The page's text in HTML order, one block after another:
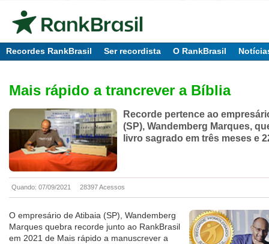
Recordes RankBrasil Ser recordista O RankBrasil
Mais rápido a trancrever a Bíblia
Recorde pertence ao
(SP), Wandemberg Marques,
livro sagrado em três meses e
Quando: 07/09/2021 28397 Acessos
O empresário de Atibaia (SP), Wandemberg
Marques quebra recorde junto ao RankBrasil
em 2021 de Mais rápido a manuscrever a